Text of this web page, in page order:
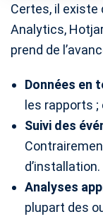
Certes, il existe
Analytics,
prend de
Données en
les rapports
Suivi des
d’installation.
Analyses
plupart des